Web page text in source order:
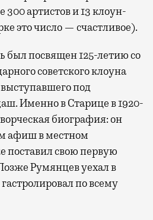
300 артистов и 13 клоун-
это число — счастливое).
был посвящен 125-летию со
советского клоуна
под
Именно в Старице в 1920-
биография: он
афиш в местном
поставил свою первую
Румянцев уехал в
по всему